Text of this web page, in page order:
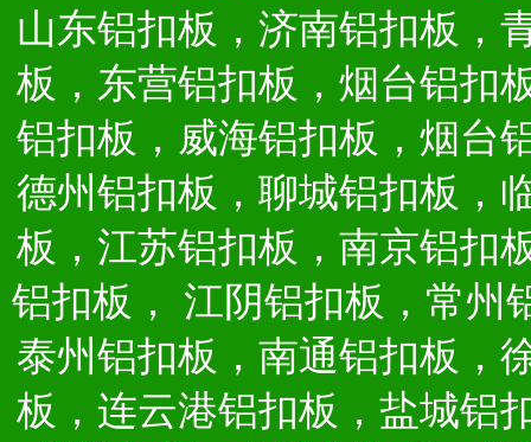
山东铝扣板，济南铝扣板，
板，东营铝扣板，烟台铝扣
铝扣板，威海铝扣板，烟台
德州铝扣板，聊城铝扣板，
板，江苏铝扣板，南京铝扣
铝扣板，
江阴铝扣板，常州
泰州铝扣板，南通铝扣板，
板，连云港铝扣板，盐城铝